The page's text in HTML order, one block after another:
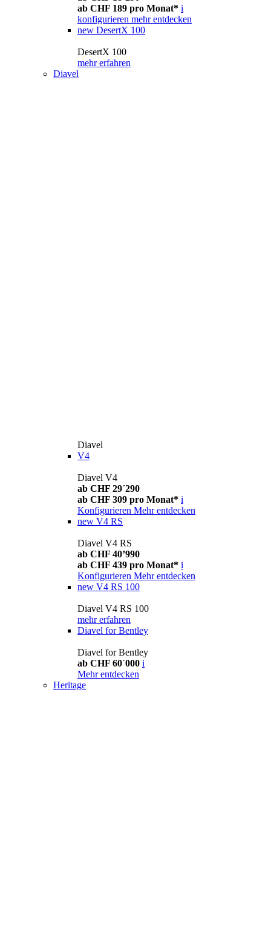
ab CHF 189 pro Monat* i
konfigurieren mehr entdecken
new DesertX 100
DesertX 100
mehr erfahren
Diavel
Diavel
V4
Diavel V4
ab CHF 29´290
ab CHF 309 pro Monat* i
Konfigurieren Mehr entdecken
new V4 RS
Diavel V4 RS
ab CHF 40’990
ab CHF 439 pro Monat* i
Konfigurieren Mehr entdecken
new V4 RS 100
Diavel V4 RS 100
mehr erfahren
Diavel for Bentley
Diavel for Bentley
ab CHF 60´000 i
Mehr entdecken
Heritage